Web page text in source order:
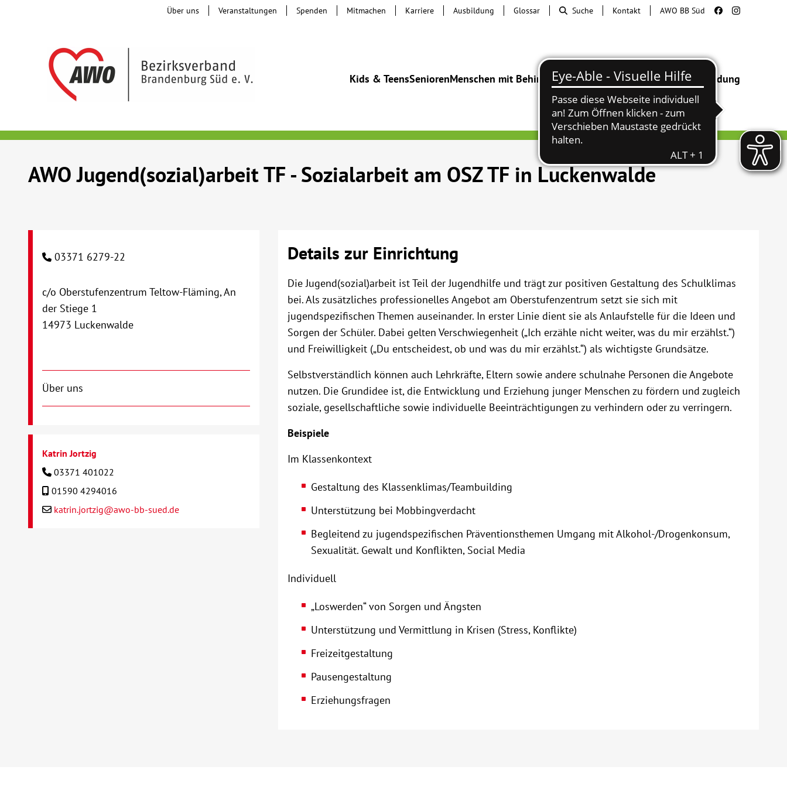
Kids & TeensSeniorenMenschen mit BehinderungBeratung & HilfeBegegnung Bildung
Über uns Veranstaltungen Spenden Mitmachen Karriere Ausbildung Glossar Suche Kontakt AWO BB Süd
AWO Jugend(sozial)arbeit TF - Sozialarbeit am OSZ TF in Luckenwalde
Details zur Einrichtung
Die Jugend(sozial)arbeit ist Teil der Jugendhilfe und trägt zur positiven Gestaltung des Schulklimas
bei. Als zusätzliches professionelles Angebot am Oberstufenzentrum setzt sie sich mit
jugendspezifischen Themen auseinander. In erster Linie dient sie als Anlaufstelle für die Ideen und
Sorgen der Schüler. Dabei gelten Verschwiegenheit („Ich erzähle nicht weiter, was du mir erzählst.“)
und Freiwilligkeit („Du entscheidest, ob und was du mir erzählst.“) als wichtigste Grundsätze.
Selbstverständlich können auch Lehrkräfte, Eltern sowie andere schulnahe Personen die Angebote
nutzen. Die Grundidee ist, die Entwicklung und Erziehung junger Menschen zu fördern und zugleich
soziale, gesellschaftliche sowie individuelle Beeinträchtigungen zu verhindern oder zu verringern.
Beispiele
Im Klassenkontext
Gestaltung des Klassenklimas/Teambuilding
Unterstützung bei Mobbingverdacht
Begleitend zu jugendspezifischen Präventionsthemen Umgang mit Alkohol-/Drogenkonsum,
Sexualität. Gewalt und Konflikten, Social Media
Individuell
„Loswerden“ von Sorgen und Ängsten
Unterstützung und Vermittlung in Krisen (Stress, Konflikte)
Freizeitgestaltung
Pausengestaltung
Erziehungsfragen
03371 6279-22
c/o Oberstufenzentrum Teltow-Fläming, An
der Stiege 1
14973 Luckenwalde
Über uns
Katrin Jortzig
03371 401022
01590 4294016
katrin.jortzig@awo-bb-sued.de